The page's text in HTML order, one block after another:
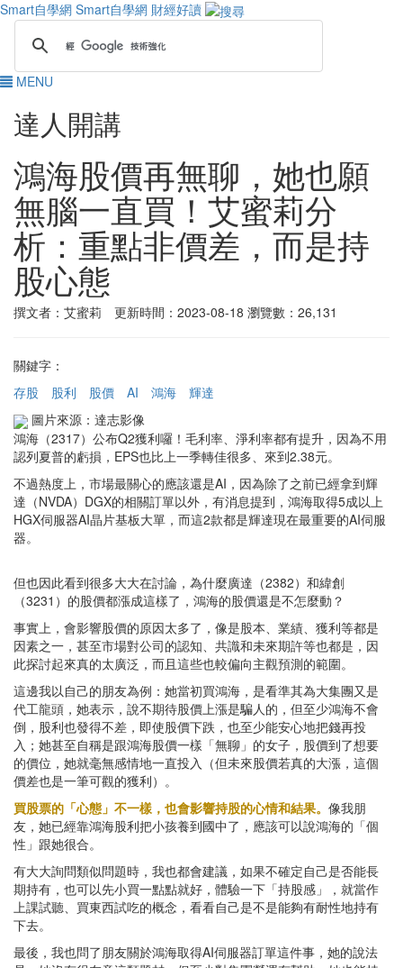
Smart自學網 Smart自學網 財經好讀
MENU
達人開講
鴻海股價再無聊，她也願
無腦一直買！艾蜜莉分
析：重點非價差，而是持
股心態
撰文者：艾蜜莉 更新時間：2023-08-18 瀏覽數：26,131
關鍵字：
存股
股利 股價 AI 鴻海
輝達
圖片來源：達志影像
鴻海（2317）公布Q2獲利囉！毛利率、淨利率都有提升，因為不用
認列夏普的虧損，EPS也比上一季轉佳很多、來到2.38元。
不過熱度上，市場最關心的應該還是AI，因為除了之前已經拿到輝
達（NVDA）DGX的相關訂單以外，有消息提到，鴻海取得5成以上
HGX伺服器AI晶片基板大單，而這2款都是輝達現在最重要的AI伺服
器。
但也因此看到很多大大在討論，為什麼廣達（2382）和緯創
（3231）的股價都漲成這樣了，鴻海的股價還是不怎麼動？
事實上，會影響股價的原因太多了，像是股本、業績、獲利等都是
因素之一，甚至市場對公司的認知、共識和未來期許等也都是，因
此探討起來真的太廣泛，而且這些也較偏向主觀預測的範圍。
這邊我以自己的朋友為例：她當初買鴻海，是看準其為大集團又是
代工龍頭，她表示，說不期待股價上漲是騙人的，但至少鴻海不會
倒，股利也發得不差，即使股價下跌，也至少能安心地把錢再投
入；她甚至自稱是跟鴻海股價一樣「無聊」的女子，股價到了想要
的價位，她就毫無感情地一直投入（但未來股價若真的大漲，這個
價差也是一筆可觀的獲利）。
買股票的「心態」不一樣，也會影響持股的心情和結果。 像我朋
友，她已經靠鴻海股利把小孩養到國中了，應該可以說鴻海的「個
性」跟她很合。
有大大詢問類似問題時，我也都會建議，如果不確定自己是否能長
期持有，也可以先小買一點點就好，體驗一下「持股感」，就當作
上課試聽、買東西試吃的概念，看看自己是不是能夠有耐性地持有
下去。
最後，我也問了朋友關於鴻海取得AI伺服器訂單這件事，她的說法